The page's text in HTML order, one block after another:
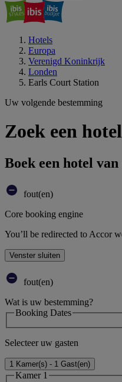
Hotels
Europa
Verenigd Koninkrijk
Londen
Earls Court Station
Uw volgende bestemming
Zoek een
Boek een hotel
fout(en)
Core booking engine
You’ll be redirected to Accor
Venster sluiten
fout(en)
Wat is uw bestemming?
Booking Dates
Selecteer uw gasten
1 Kamer(s) - 1 Gast(en)
Kamer 1